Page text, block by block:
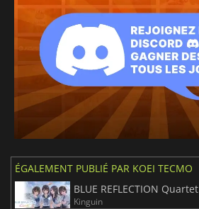
ÉGALEMENT PUBLIÉ PAR KOEI TECMO
BLUE REFLECTION Quartet
Kinguin